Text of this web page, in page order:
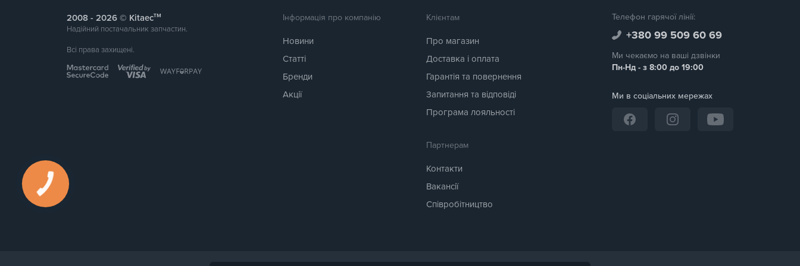
Інформація про компанію
Новини
Статті
Бренди
Акції
Клієнтам
Про магазин
Доставка і оплата
Гарантія та повернення
Запитання та відповіді
Програма лояльності
Партнерам
Контакти
Вакансії
Співробітництво
Телефон гарячої лінії:
+380 99 509 60 69
Ми чекаємо на ваші дзвінки
Пн-Нд - з 8:00 до 19:00
Ми в соціальних мережах
2008 - © Kitaecтм
Надійний постачальник запчастин.
Всі права захищені.